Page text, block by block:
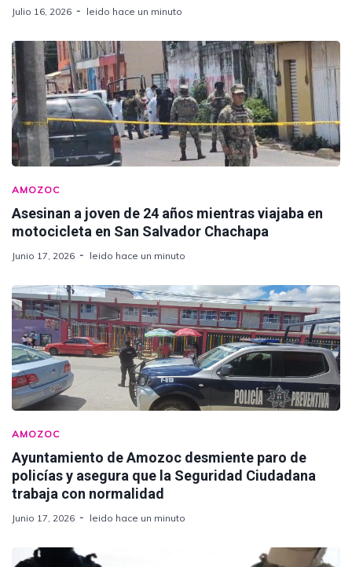
Julio 16, 2026 leido hace un minuto
AMOZOC
Asesinan a joven de 24 años mientras viajaba en
motocicleta en San Salvador Chachapa
Junio 17, 2026 leido hace un minuto
AMOZOC
Ayuntamiento de Amozoc desmiente paro de
policías y asegura que la Seguridad Ciudadana
trabaja con normalidad
Junio 17, 2026 leido hace un minuto